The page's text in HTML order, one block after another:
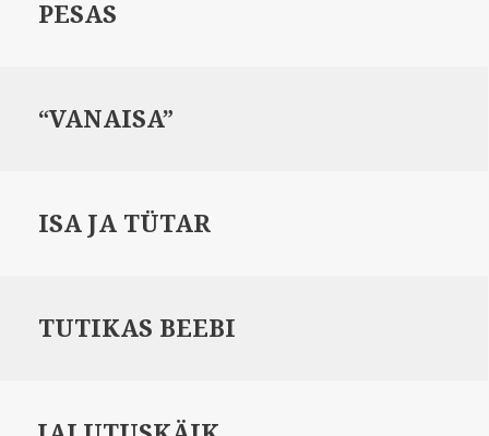
PESAS
“VANAISA”
ISA JA TÜTAR
TUTIKAS BEEBI